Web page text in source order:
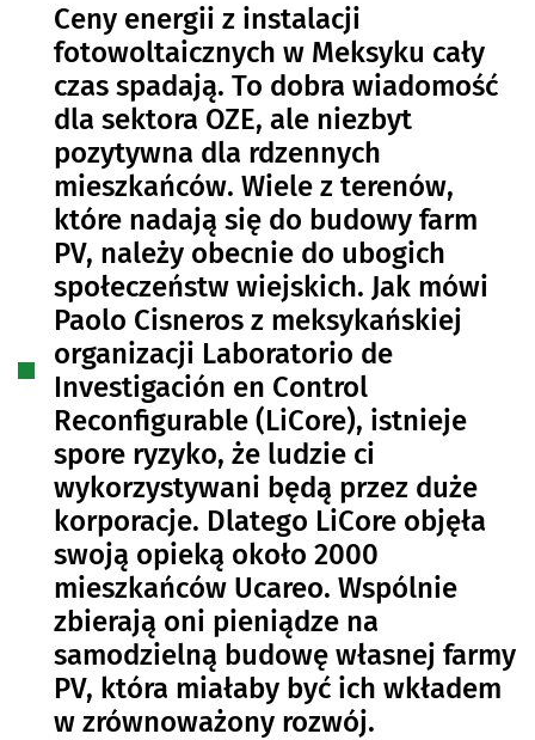
Ceny energii z instalacji
fotowoltaicznych w Meksyku cały
czas spadają. To dobra wiadomość
dla sektora OZE, ale niezbyt
pozytywna dla rdzennych
mieszkańców. Wiele z terenów,
które nadają się do budowy farm
PV, należy obecnie do ubogich
społeczeństw wiejskich. Jak mówi
Paolo Cisneros z meksykańskiej
organizacji Laboratorio de
Investigación en Control
Reconfigurable (LiCore), istnieje
spore ryzyko, że ludzie ci
wykorzystywani będą przez duże
korporacje. Dlatego LiCore objęła
swoją opieką około 2000
mieszkańców Ucareo. Wspólnie
zbierają oni pieniądze na
samodzielną budowę własnej farmy
PV, która miałaby być ich wkładem
w zrównoważony rozwój.